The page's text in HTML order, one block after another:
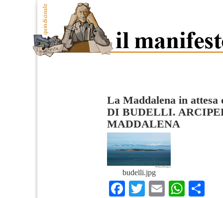
La Maddalena in attesa
DI BUDELLI.
MADDALENA
budelli.jpg
Facebook
Twitter
Email